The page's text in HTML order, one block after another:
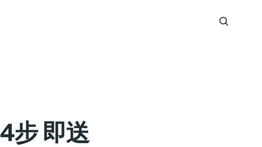
步 即送